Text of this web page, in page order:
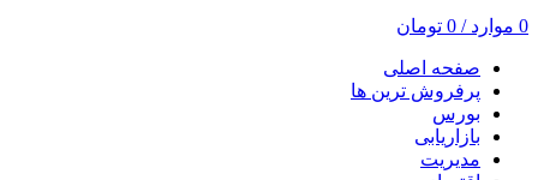
0 موارد /
0 تومان
صفحه اصلی
پرفروش ترین ها
بورس
بازاریابی
مدیریت